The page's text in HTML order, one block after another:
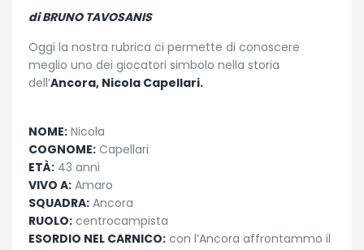
di BRUNO TAVOSANIS
Oggi la nostra rubrica ci permette di conoscere
meglio uno dei giocatori simbolo nella storia
dell’Ancora, Nicola Capellari.
NOME: Nicola
COGNOME: Capellari
ETÀ: 43 anni
VIVO A: Amaro
SQUADRA: Ancora
RUOLO: centrocampista
ESORDIO NEL CARNICO: con l’Ancora affrontammo il